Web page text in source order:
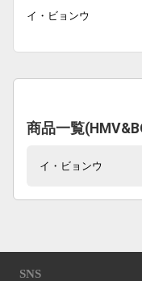
イ・ビョンウ
商品一覧
イ・ビョンウ
SNS